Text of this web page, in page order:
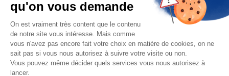
Formations et Assistance sur
Sites Industriels
EN SAVOIR PLUS